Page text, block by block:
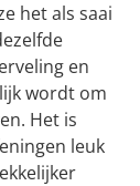
het als saai
en
wordt om
Het is
leuk